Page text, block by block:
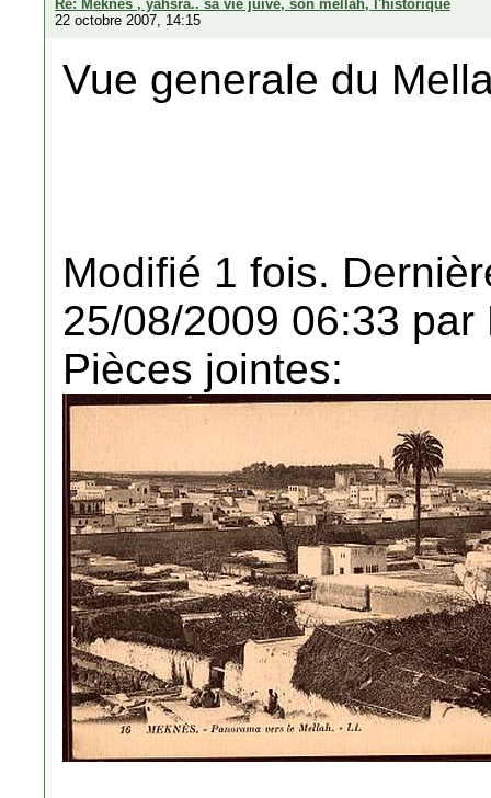
Re: Meknes , yahsra.. sa vie juive, son mellah, l'historique
22 octobre 2007, 14:15
Vue generale du
Modifié 1 fois.
25/08/2009 06:33 par
Pièces jointes: